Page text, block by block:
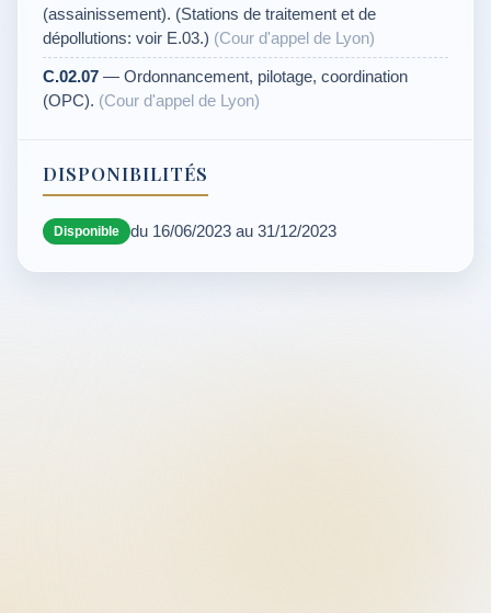
(assainissement). (Stations de traitement et de
dépollutions: voir E.03.) (Cour d'appel de Lyon)
C.02.07 — Ordonnancement, pilotage, coordination
(OPC). (Cour d'appel de Lyon)
DISPONIBILITÉS
Disponible du 16/06/2023 au 31/12/2023